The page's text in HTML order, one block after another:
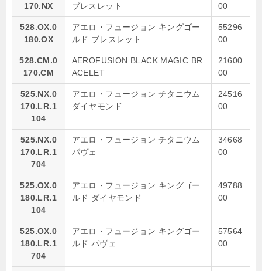
170.NX
ブレスレット
00
528.OX.0
180.OX
アエロ・フュージョン キングゴー
ルド ブレスレット
55296
00
528.CM.0
170.CM
AEROFUSION BLACK MAGIC BR
ACELET
21600
00
525.NX.0
170.LR.1
104
アエロ・フュージョン チタニウム
ダイヤモンド
24516
00
525.NX.0
170.LR.1
704
アエロ・フュージョン チタニウム
パヴェ
34668
00
525.OX.0
180.LR.1
104
アエロ・フュージョン キングゴー
ルド ダイヤモンド
49788
00
525.OX.0
180.LR.1
704
アエロ・フュージョン キングゴー
ルド パヴェ
57564
00